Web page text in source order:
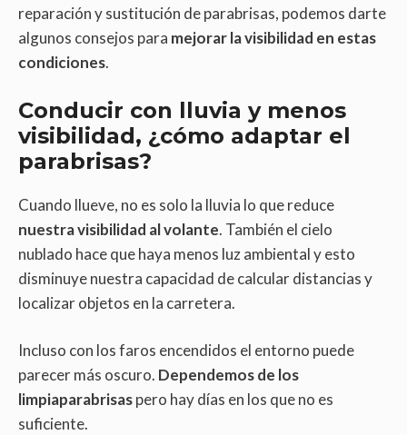
reparación y sustitución de parabrisas, podemos darte
algunos consejos para mejorar la visibilidad en estas
condiciones.
Conducir con lluvia y menos
visibilidad, ¿cómo adaptar el
parabrisas?
Cuando llueve, no es solo la lluvia lo que reduce
nuestra visibilidad al volante. También el cielo
nublado hace que haya menos luz ambiental y esto
disminuye nuestra capacidad de calcular distancias y
localizar objetos en la carretera.
Incluso con los faros encendidos el entorno puede
parecer más oscuro. Dependemos de los
limpiaparabrisaspero hay días en los que no es
suficiente.